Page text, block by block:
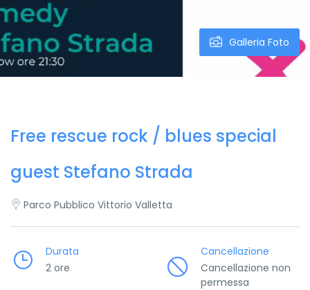
Galleria Foto
Free rescue rock / blues special
guest Stefano Strada
Parco Pubblico Vittorio Valletta
Durata
2 ore
Cancellazione
Cancellazione non
permessa